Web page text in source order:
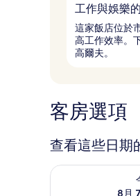
工作與娛樂
這家飯店位於
高工作效率。
高爾夫。
客房選項
查看這些日期
8月
查看今晚 (8月 7 -